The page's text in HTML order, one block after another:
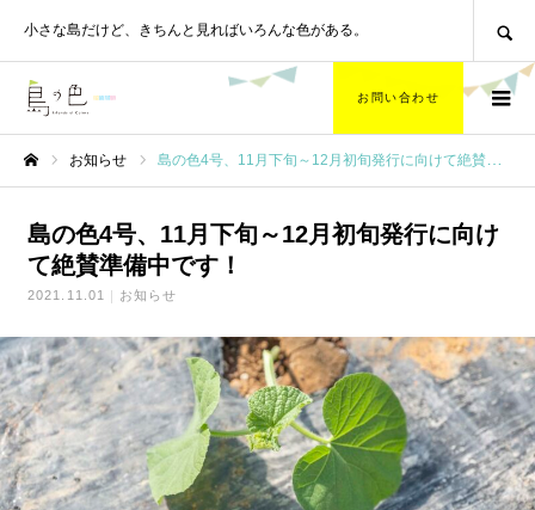
小さな島だけど、 きちんと見ればいろんな色がある。
お問い合わせ
お知らせ 島の色4号、11月下旬～12月初旬発行に向けて絶賛準備中です！
島の色4号、11月下旬～12月初旬発行に向け
て絶賛準備中です！
2021.11.01 お知らせ